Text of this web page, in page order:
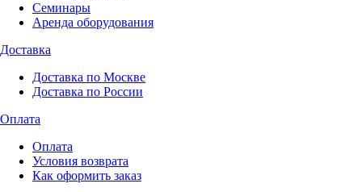
Семинары
Аренда оборудования
Доставка
Доставка по Москве
Доставка по России
Оплата
Оплата
Условия возврата
Как оформить заказ